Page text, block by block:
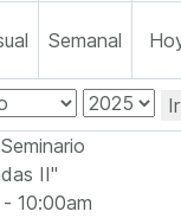
Semanal
II"
10:00am